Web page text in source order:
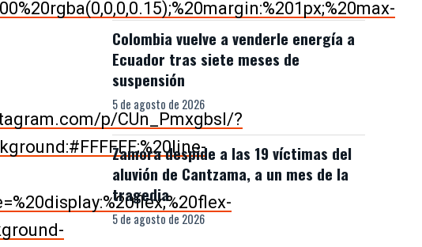
p/CUn_Pmxgbsl/?
Colombia vuelve a venderle energía a
Ecuador tras siete meses de
suspensión
5 de agosto de 2026
Zamora despide a las 19 víctimas del
aluvión de Cantzama, a un mes de la
tragedia
5 de agosto de 2026